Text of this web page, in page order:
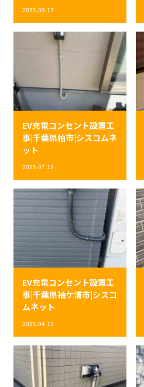
2025.09.13
EV充電コンセント設置工
事|千葉県柏市|シスコムネ
ット
2025.07.12
EV充電コンセント設置工
事|千葉県袖ケ浦市|シスコ
ムネット
2025.04.12